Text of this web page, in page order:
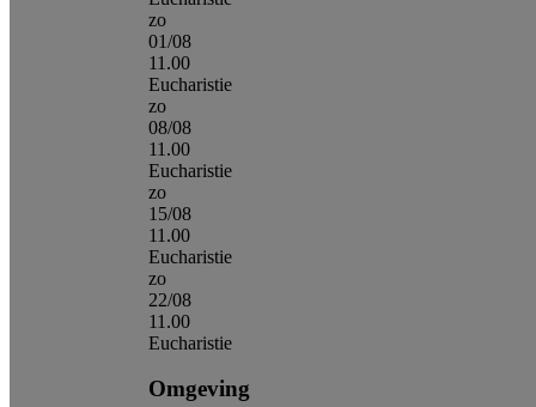
zo
01/08
11.00
Eucharistie
zo
08/08
11.00
Eucharistie
zo
15/08
11.00
Eucharistie
zo
22/08
11.00
Eucharistie
Omgeving